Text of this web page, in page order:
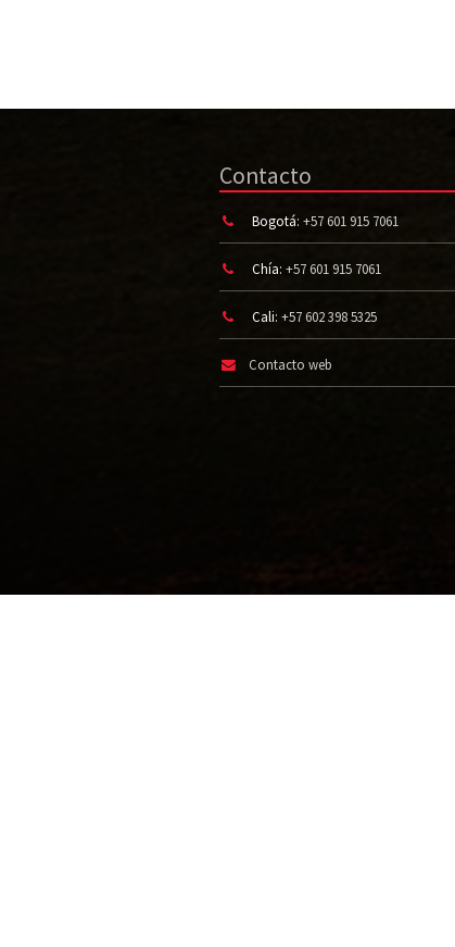
Contacto
Bogotá: +57 601 915 7061
Chía: +57 601 915 7061
Cali: +57 602 398 5325
Contacto web